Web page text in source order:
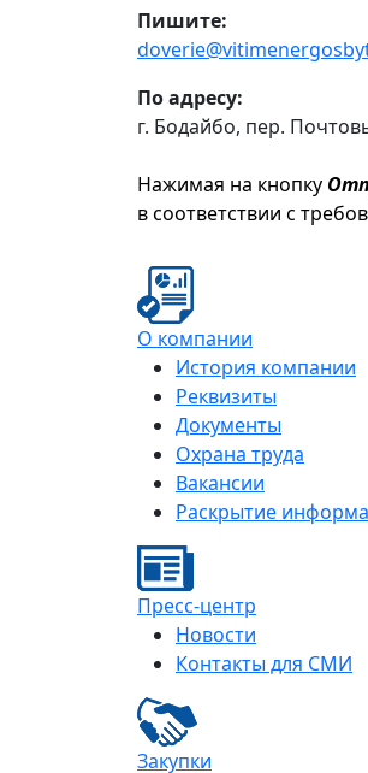
Пишите:
По адресу:
г. Бодайбо, пер.
Нажимая на кнопку
в соответствии с
О компании
История компании
Реквизиты
Документы
Охрана труда
Вакансии
Раскрытие
Пресс-центр
Новости
Контакты для СМИ
Закупки